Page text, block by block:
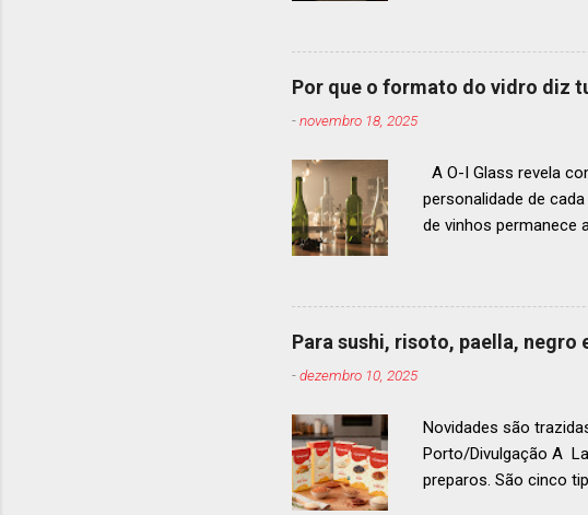
ranqueados nas
gastronomia de toda
um espectro mais
Por que o formato do vidro diz
-novembro 18, 2025
A O-I Glass revela
personalidade de
de vinhos permanece
até 2029, de acordo
contínua que a O-I
parceira essencial da
para cada tipo de
Para sushi, risoto, paella, negro
-dezembro 10, 2025
Novidades são
Porto/Divulgação A
preparos. São cinco